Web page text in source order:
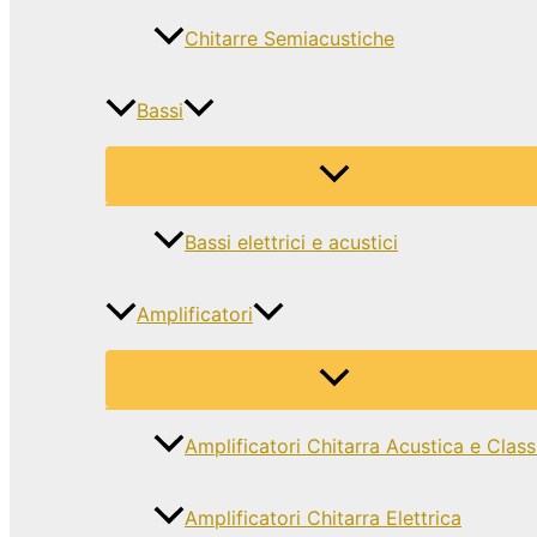
Chitarre Semiacustiche
Bassi
Bassi elettrici e acustici
Amplificatori
Amplificatori Chitarra Acustica e
Amplificatori Chitarra Elettrica